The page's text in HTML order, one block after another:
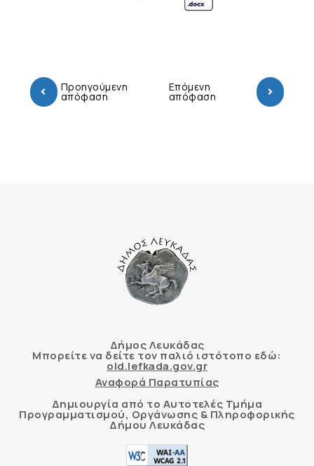
Προηγούμενη
απόφαση
Επόμενη
απόφαση
Δήμος Λευκάδας
Μπορείτε να δείτε τον παλιό ιστότοπο εδώ:
old.lefkada.gov.gr
Αναφορά Παρατυπίας
Δημιουργία από το Αυτοτελές Τμήμα
Προγραμματισμού, Οργάνωσης & Πληροφορικής
Δήμου Λευκάδας